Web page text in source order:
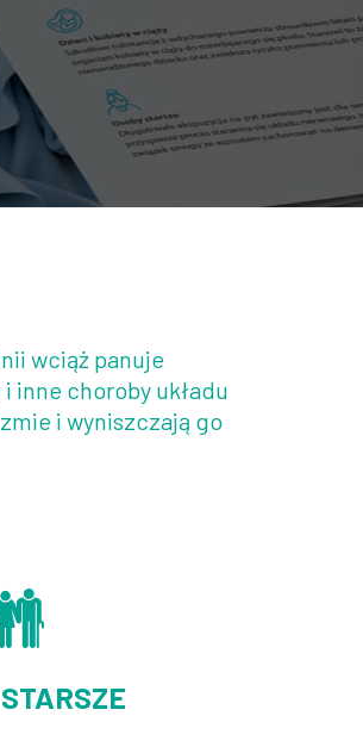
wciąż panuje
inne choroby układu
i wyniszczają go